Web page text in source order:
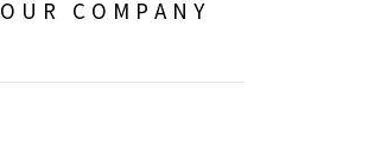
OUR COMPANY